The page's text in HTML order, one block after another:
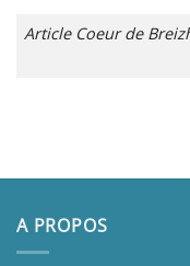
Article Coeur de
A PROPOS